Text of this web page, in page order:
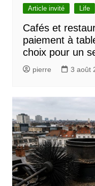
Article invité Life
Cafés et
paiement à
choix pour un
pierre 3 août